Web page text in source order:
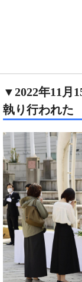
▼2022年11月
執り行われた